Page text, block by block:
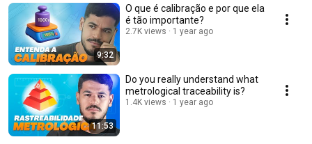
9:32
O que é calibração e por que ela
é tão importante?
2.7K views 1 year ago
11:53
Do you really understand what
metrological traceability is?
1.4K views 1 year ago